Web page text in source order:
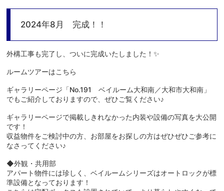
2024年8月 完成！！
外構工事も完了し、ついに完成いたしました！✨
ルームツアーはこちら
ギャラリーページ「No.191 ベイルーム大和南／大和市大和南」
でもご紹介しておりますので、ぜひご覧ください♪
ギャラリーページで掲載しきれなかった内装や設備の写真を大公開
です！
収益物件をご検討中の方、お部屋をお探しの方はぜひぜひご参考に
なさってください♪
◆外観・共用部
アパート物件には珍しく、ベイルームシリーズはオートロックが標
準設備となっております！